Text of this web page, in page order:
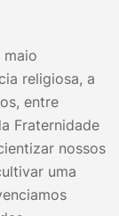
maio
religiosa, a
entre
Fraternidade
nossos
uma